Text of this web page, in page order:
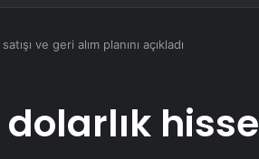
ve geri alım planını açıkladı
hisse